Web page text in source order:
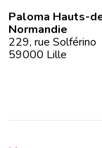
Paloma Hauts-
Normandie
229, rue Solférino
59000 Lille